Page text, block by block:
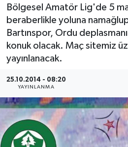
Bölgesel Amatör Lig'de 5
beraberlikle yoluna
Bartınspor, Ordu
konuk olacak. Maç sitemiz
yayınlanacak.
25.10.2014 - 08:20
YAYINLANMA
Medya
Sağlık
Siyaset
Spor